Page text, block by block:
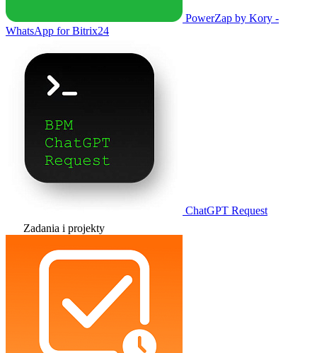
PowerZap by Kory -
WhatsApp for Bitrix24
ChatGPT Request
Zadania i projekty